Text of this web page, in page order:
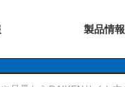
製品情報